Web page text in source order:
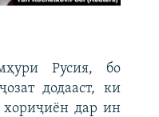
Русия, бо
додааст, ки
хориҷиён дар ин